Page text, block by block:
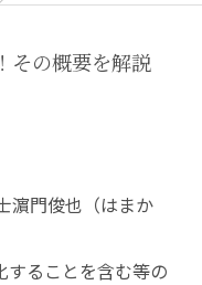
その概要を解説
濵門俊也（はまか
ることを含む等の